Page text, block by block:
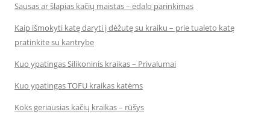
Sausas ar šlapias kačių maistas – ėdalo parinkimas
Kaip išmokyti katę daryti į dėžutę su kraiku – prie tualeto katę
pratinkite su kantrybe
Kuo ypatingas Silikoninis kraikas – Privalumai
Kuo ypatingas TOFU kraikas katėms
Koks geriausias kačių kraikas – rūšys